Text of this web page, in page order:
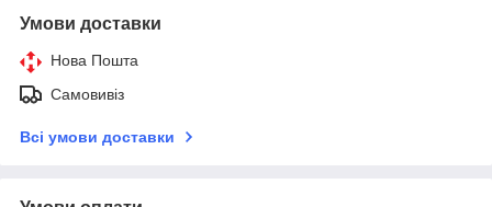
Умови доставки
Нова Пошта
Самовивіз
Всі умови доставки